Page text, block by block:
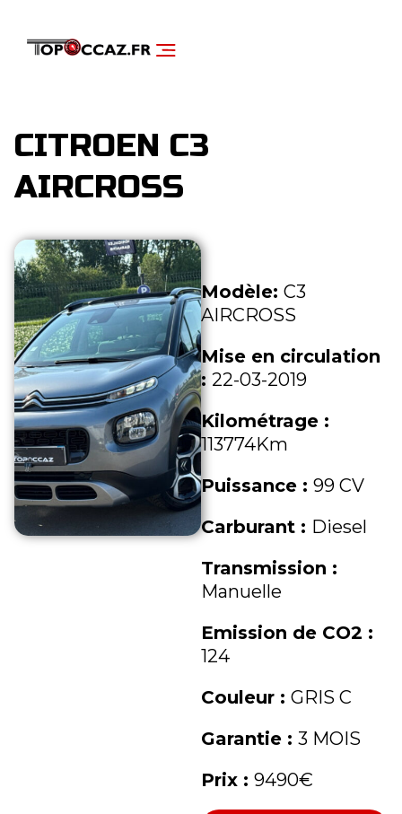
CITROEN C3
AIRCROSS
Modèle: C3
AIRCROSS
Mise en circulation
: 22-03-2019
Kilométrage :
113774Km
Puissance : 99 CV
Carburant : Diesel
Transmission :
Manuelle
Emission de CO2 :
124
Couleur : GRIS C
Garantie : 3 MOIS
Prix : 9490€